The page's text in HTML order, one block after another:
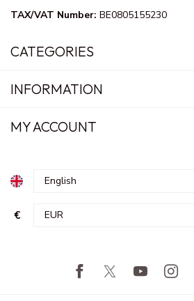
TAX/VAT Number: BE0805155230
CATEGORIES
INFORMATION
MY ACCOUNT
€